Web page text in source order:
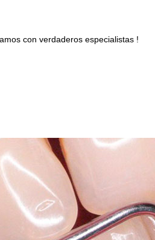
con verdaderos especialistas !